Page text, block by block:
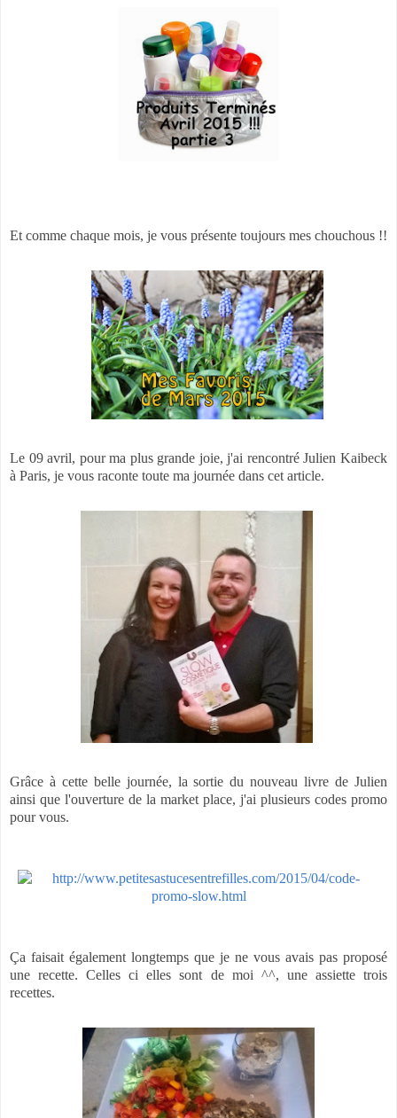
Et comme chaque mois, je vous présente toujours mes chouchous !!
Le 09 avril, pour ma plus grande joie, j'ai rencontré Julien Kaibeck
à Paris, je vous raconte toute ma journée dans cet article.
Grâce à cette belle journée, la sortie du nouveau livre de Julien
ainsi que l'ouverture de la market place, j'ai plusieurs codes promo
pour vous.
Ça faisait également longtemps que je ne vous avais pas proposé
une recette. Celles ci elles sont de moi ^^, une assiette trois
recettes.